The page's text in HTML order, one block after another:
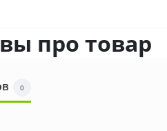
про товар
0